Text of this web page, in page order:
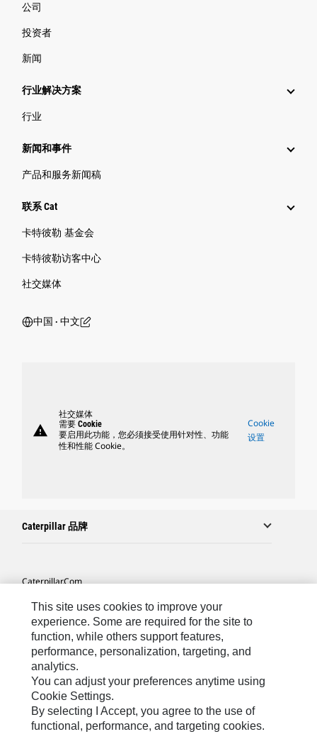
公司
投资者
新闻
行业解决方案
行业
新闻和事件
产品和服务新闻稿
联系 Cat
卡特彼勒 基金会
卡特彼勒访客中心
社交媒体
中国 ‧ 中文
warning
社交媒体
需要 Cookie
要启用此功能，您必须接受使用针对性、功能
性和性能 Cookie。
Cookie
设置
Caterpillar 品牌
Caterpillar.com
联系 Caterpillar
站点地图
Cookie Settings
法律
隐私
This site uses cookies to improve your
experience. Some are required for the site to
function, while others support features,
performance, personalization, targeting, and
analytics.
You can adjust your preferences anytime using
Cookie Settings.
By selecting I Accept, you agree to the use of
functional, performance, and targeting cookies.